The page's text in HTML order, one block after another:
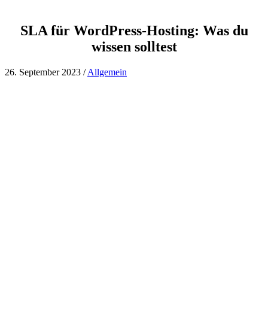
SLA für WordPress-Hosting: Was du
wissen solltest
26. September 2023 /Allgemein